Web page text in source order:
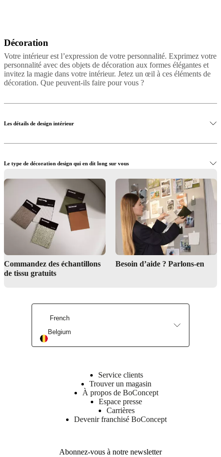
GrisNoirMarron
clair
Aluminium Métal Plastique Marbre Travertin Pierre
Décoration
Votre intérieur est l’expression de votre personnalité. Exprimez votre
personnalité avec des objets de décoration aux formes élégantes et
invitez la magie dans votre intérieur. Jetez un œil à ces éléments de
décoration. Que peuvent-ils faire pour vous ?
Les détails de design intérieur
Le type de décoration design qui en dit long sur vous
Achetez des décorations choisies par un décorateur d’intérieur
Commandez des échantillons
de tissu gratuits
Besoin d’aide ? Parlons-en
French
Belgium
Service clients
Trouver un magasin
À propos de BoConcept
Espace presse
Carrières
Devenir franchisé BoConcept
Abonnez-vous à notre newsletter